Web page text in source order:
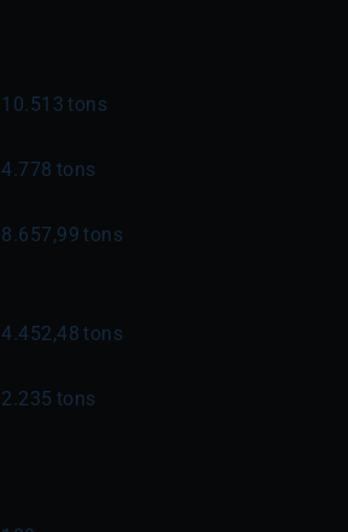
10.513 tons
4.778 tons
8.657,99 tons
4.452,48 tons
2.235 tons